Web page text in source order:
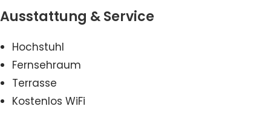
Ausstattung & Service
Hochstuhl
Fernsehraum
Terrasse
Kostenlos WiFi